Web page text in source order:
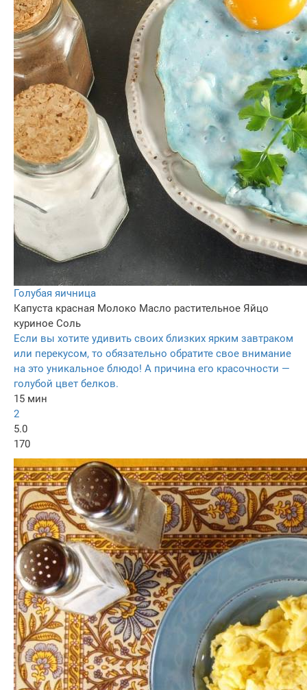
Голубая яичница
Капуста красная Молоко Масло растительное Яйцо
куриное Соль
Если вы хотите удивить своих близких ярким завтраком
или перекусом, то обязательно обратите свое внимание
на это уникальное блюдо! А причина его красочности —
голубой цвет белков.
15 мин
2
5.0
170